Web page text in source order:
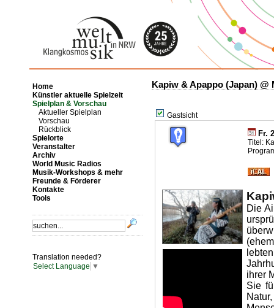
Home
Künstler aktuelle Spielzeit
Spielplan & Vorschau
Aktueller Spielplan
Vorschau
Rückblick
Spielorte
Veranstalter
Archiv
World Music Radios
Musik-Workshops & mehr
Freunde & Förderer
Kontakte
Tools
Translation needed?
Select Language ▼
Kapiw & Apappo (Japan)
Gastsicht
Fr.
Titel:
Die
ihrer
Sie